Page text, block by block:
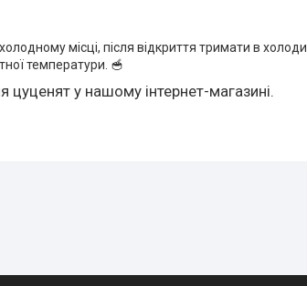
місці, після відкриття тримати в
температури. 🥣
цуценят у нашому інтернет-магазині.